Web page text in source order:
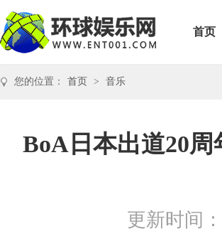
首页
您的位置： 首页 > 音乐
BoA日本出道20
更新时间